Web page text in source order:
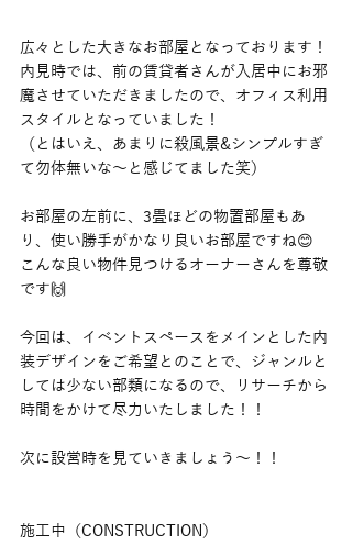
広々とした大きなお部屋となっております！
内見時では、前の賃貸者さんが入居中にお邪
魔させていただきましたので、オフィス利用
スタイルとなっていました！
（とはいえ、あまりに殺風景&シンプルすぎ
て勿体無いな〜と感じてました笑）
お部屋の左前に、3畳ほどの物置部屋もあ
り、使い勝手がかなり良いお部屋ですね😊
こんな良い物件見つけるオーナーさんを尊敬
です🙌
今回は、イベントスペースをメインとした内
装デザインをご希望とのことで、ジャンルと
しては少ない部類になるので、リサーチから
時間をかけて尽力いたしました！！
次に設営時を見ていきましょう〜！！
施工中（CONSTRUCTION）